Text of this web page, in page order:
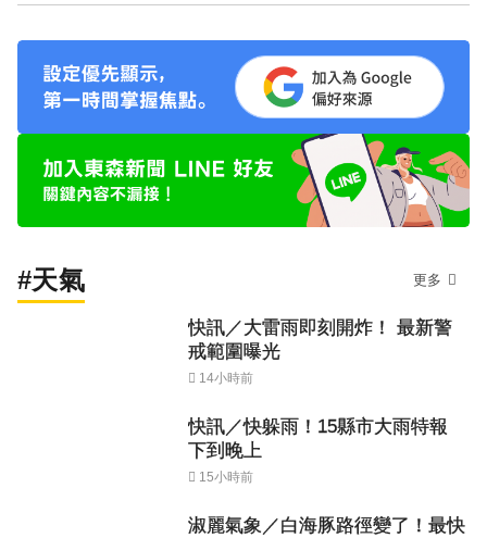
#天氣 更多
快訊／大雷雨即刻開炸！ 最新警
戒範圍曝光
14小時前
快訊／快躲雨！15縣市大雨特報
下到晚上
15小時前
淑麗氣象／白海豚路徑變了！最快